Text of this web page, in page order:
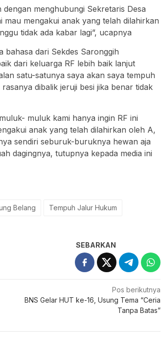
menghubungi Sekretaris Desa
mau mengakui anak yang telah dilahirkan
tidak ada kabar lagi”, ucapnya
bahasa dari Sekdes Saronggih
dari keluarga RF lebih baik lanjut
satu-satunya saya akan saya tempuh
dibalik jeruji besi jika benar tidak
muluk kami hanya ingin RF ini
anak yang telah dilahirkan oleh A,
sendiri seburuk-buruknya hewan aja
dagingnya, tutupnya kepada media ini
Belang
Tempuh Jalur Hukum
SEBARKAN
Pos berikutnya
BNS Gelar HUT ke-16, Usung Tema “Ceria
Tanpa Batas”